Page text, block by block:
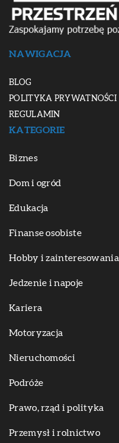
NAWIGACJA
BLOG
POLITYKA PRYWATNOŚCI
REGULAMIN
KATEGORIE
Biznes
Dom i ogród
Edukacja
Finanse osobiste
Hobby i zainteresowania
Jedzenie i napoje
Kariera
Motoryzacja
Nieruchomości
Podróże
Prawo, rząd i polityka
Przemysł i rolnictwo